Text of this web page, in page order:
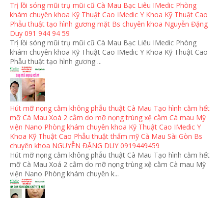
Trị lồi sóng mũi trụ mũi cũ Cà Mau Bạc Liêu IMedic Phòng
khám chuyên khoa Kỹ Thuật Cao IMedic Y Khoa Kỹ Thuật Cao
Phẫu thuật tạo hình gương mặt Bs chuyên khoa Nguyễn Đặng
Duy 091 944 94 59
Trị lồi sóng mũi trụ mũi cũ Cà Mau Bạc Liêu IMedic Phòng
khám chuyên khoa Kỹ Thuật Cao IMedic Y Khoa Kỹ Thuật Cao
Phẫu thuật tạo hình gương ...
Hút mỡ nọng cằm không phẫu thuật Cà Mau Tạo hình cằm hết
mỡ Cà Mau Xoá 2 cằm do mỡ nọng trùng xệ cằm Cà mau Mỹ
viện Nano Phòng khám chuyên khoa Kỹ Thuật Cao IMedic Y
Khoa Kỹ Thuật Cao Phẫu thuật thẩm mỹ Cà Mau Sài Gòn Bs
chuyên khoa NGUYỄN ĐẶNG DUY 0919449459
Hút mỡ nọng cằm không phẫu thuật Cà Mau Tạo hình cằm hết
mỡ Cà Mau Xoá 2 cằm do mỡ nọng trùng xệ cằm Cà mau Mỹ
viện Nano Phòng khám chuyên k...